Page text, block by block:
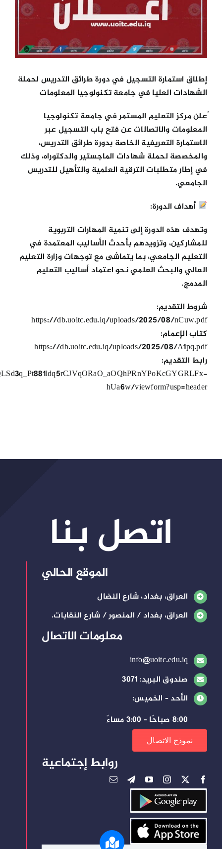
المراكز
إطلاق استمارة التسجيل في دورة طرائق التدريس لحملة
الشهادات العليا في جامعة تكنولوجيا المعلومات
ُعلن مركز التعليم المستمر في جامعة تكنولوجيا
المعلومات والاتصالات عن فتح باب التسجيل عبر
الاستمارة التعريفية الخاصة بدورة طرائق التدريس،
والمخصصة لحملة شهادات الماجستير والدكتوراه، وذلك
في إطار متطلبات الترقية العلمية والتأهيل للتدريس
الجامعي.
أهداف الدورة:
وتهدف هذه الدورة إلى تنمية المهارات التربوية
للمشاركين، وتزويدهم بأحدث الأساليب المعتمدة في
التعليم الجامعي، بما يتماشى مع توجهات وزارة التعليم
العالي والبحث العلمي نحو اعتماد أساليب التعليم
المدمج.
شروط التقديم:
https://db.uoitc.edu.iq/uploads/2025/08/nCuw.pdf
كتاب الإعمام:
https://db.uoitc.edu.iq/uploads/2025/08/A1pq.pdf
رابط التقديم:
hUa6w/viewform?usp=header
اتصل بنا
الموقع الحالي
العراق، بغداد، شارع النضال
العراق، بغداد / المنصور / شارع النقابات.
معلومات الاتصال
info@uoitc.edu.iq
صندوق البريد: 3071
الأحد – الخميس:
8:00 صباحًا – 3:00 مساءً
نموذج الاتصال
روابط إجتماعية